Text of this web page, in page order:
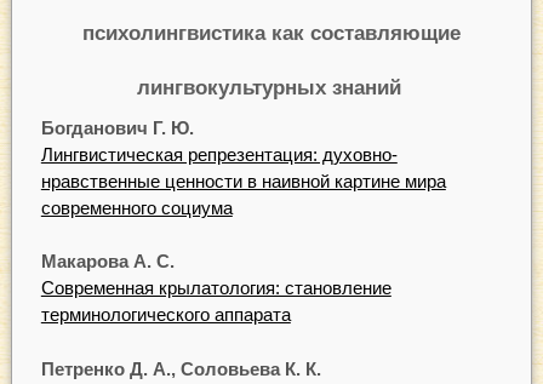
психолингвистика как составляющие
лингвокультурных знаний
Богданович Г. Ю.
Лингвистическая репрезентация: духовно-
нравственные ценности в наивной картине мира
современного социума
Макарова А. С.
Современная крылатология: становление
терминологического аппарата
Петренко Д. А., Соловьева К. К.